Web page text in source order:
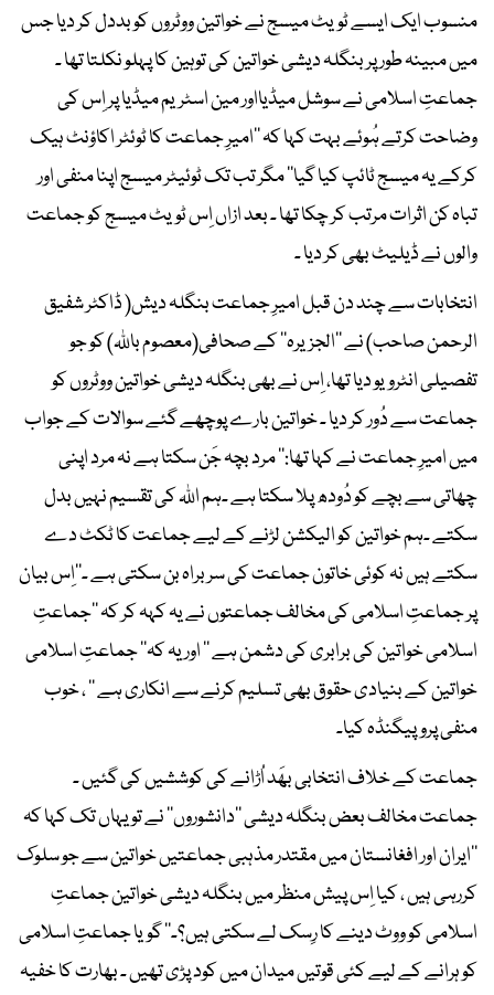
منسوب ایک ایسے ٹویٹ میسج نے خواتین ووٹروں کو بددل کر دیا جس
میں مبینہ طور پر بنگلہ دیشی خواتین کی توہین کا پہلو نکلتا تھا ۔
جماعتِ اسلامی نے سوشل میڈیااور مین اسٹریم میڈیا پر اِس کی
وضاحت کرتے ہُوئے بہت کہا کہ ’’امیرِ جماعت کا ٹوئٹر اکاؤنٹ ہیک
کرکے یہ میسج ٹائپ کیا گیا‘‘ مگر تب تک ٹوئیٹر میسج اپنا منفی اور
تباہ کن اثرات مرتب کر چکا تھا ۔ بعد ازاں اِس ٹویٹ میسج کو جماعت
والوں نے ڈیلیٹ بھی کر دیا ۔
انتخابات سے چند دن قبل امیرِ جماعت بنگلہ دیش( ڈاکٹر شفیق
الرحمن صاحب) نے ’’الجزیرہ‘‘ کے صحافی(معصوم باللہ) کو جو
تفصیلی انٹرویو دیا تھا، اِس نے بھی بنگلہ دیشی خواتین ووٹروں کو
جماعت سے دُور کر دیا ۔ خواتین بارے پوچھے گئے سوالات کے جواب
میں امیرِ جماعت نے کہا تھا:’’ مرد بچہ جَن سکتا ہے نہ مرد اپنی
چھاتی سے بچے کو دُودھ پلا سکتا ہے ۔ہم اللہ کی تقسیم نہیں بدل
سکتے ۔ہم خواتین کو الیکشن لڑنے کے لیے جماعت کا ٹکٹ دے
سکتے ہیں نہ کوئی خاتون جماعت کی سربراہ بن سکتی ہے ۔‘‘اِس بیان
پر جماعتِ اسلامی کی مخالف جماعتوں نے یہ کہہ کر کہ ’’جماعتِ
اسلامی خواتین کی برابری کی دشمن ہے ‘‘ اور یہ کہ’’ جماعتِ اسلامی
خواتین کے بنیادی حقوق بھی تسلیم کرنے سے انکاری ہے ‘‘ ، خوب
منفی پروپیگنڈہ کیا۔
جماعت کے خلاف انتخابی بھَد اُڑانے کی کوششیں کی گئیں ۔
جماعت مخالف بعض بنگلہ دیشی ’’دانشوروں‘‘ نے تو یہاں تک کہا کہ
’’ایران اور افغانستان میں مقتدر مذہبی جماعتیں خواتین سے جو سلوک
کررہی ہیں ، کیا اِس پیش منظر میں بنگلہ دیشی خواتین جماعتِ
اسلامی کو ووٹ دینے کا رِسک لے سکتی ہیں؟۔‘‘ گویا جماعتِ اسلامی
کو ہرانے کے لیے کئی قوتیں میدان میں کود پڑی تھیں ۔ بھارت کا خفیہ